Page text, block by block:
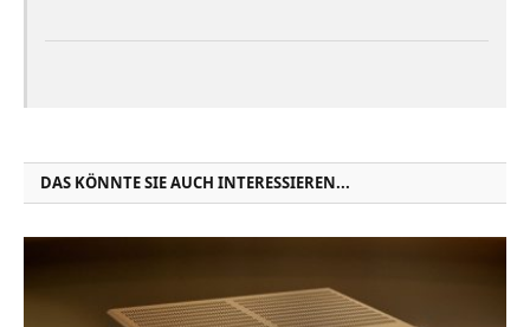
DAS KÖNNTE SIE AUCH INTERESSIEREN...